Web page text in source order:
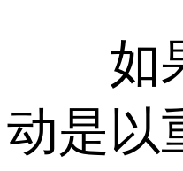
如果
动是以